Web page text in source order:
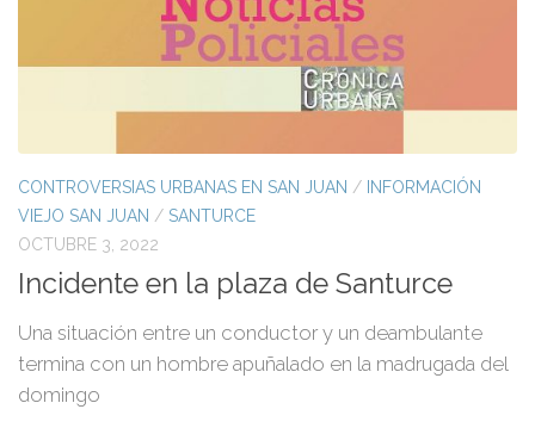
CONTROVERSIAS URBANAS EN SAN JUAN / INFORMACIÓN
VIEJO SAN JUAN / SANTURCE
OCTUBRE 3, 2022
Incidente en la plaza de Santurce
Una situación entre un conductor y un deambulante
termina con un hombre apuñalado en la madrugada del
domingo